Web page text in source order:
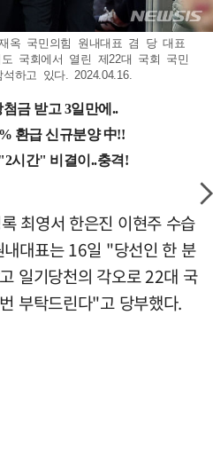
옥 국민의힘 원내대표 겸 당 대표
국회에서 열린 제22대 국회 국민
하고 있다. 2024.04.16.
최영서 한은진 이현주 수습
대표는 16일 "당선인 한 분
일기당천의 각오로 22대 국
부탁드린다"고 당부했다.